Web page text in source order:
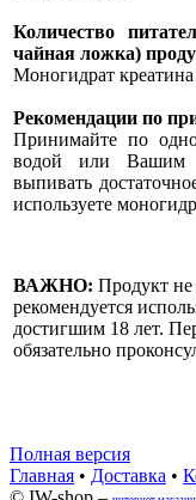
Количество
чайная ложка)
Моногидрат
Рекомендации по
Принимайте по
водой или Вашим
выпивать
используете
ВАЖНО: Продукт не
рекомендуется
достигшим 18 лет.
обязательно
Полная версия
Главная • Доставка •